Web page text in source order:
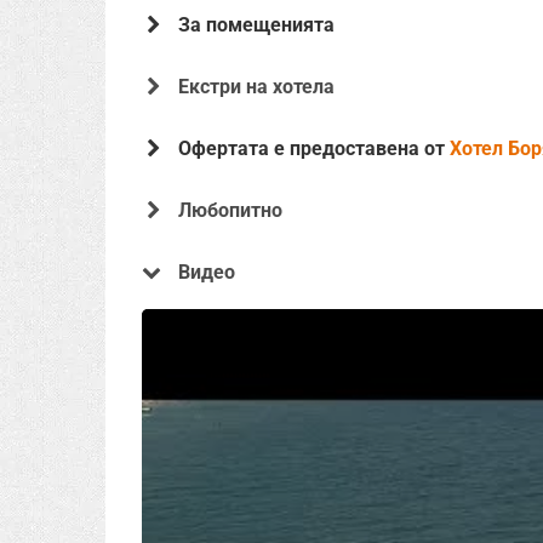
За помещенията
Екстри на хотела
Офертата е предоставена от Хотел
Любопитно
Видео